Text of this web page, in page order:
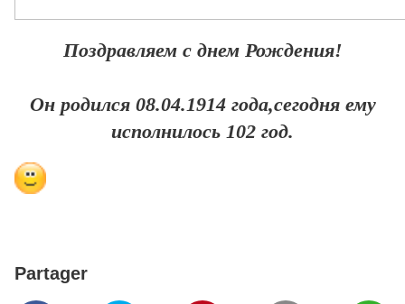
Поздравляем с днем Рождения!
Он родился 08.04.1914 года,сегодня ему
исполнилось 102 год.
Partager